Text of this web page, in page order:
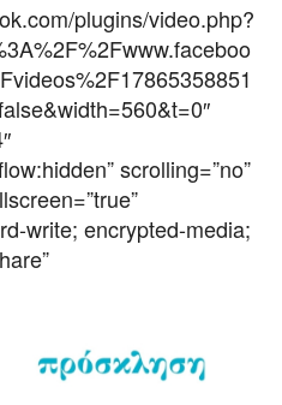
plugins/video.php?
scrolling=”no”
write; encrypted-media;